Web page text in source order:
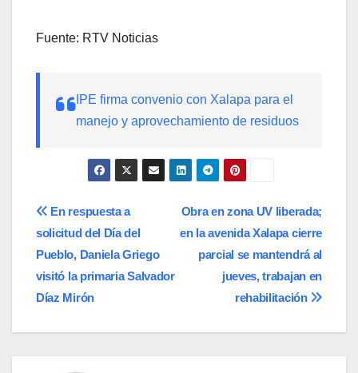
Fuente: RTV Noticias
IPE firma convenio con Xalapa para el
manejo y aprovechamiento de residuos
Navegación
de
entradas
Obra en zona UV liberada;
en la avenida Xalapa cierre
parcial se mantendrá al
jueves, trabajan en
rehabilitación
En respuesta a
solicitud del Día del
Pueblo, Daniela Griego
visitó la primaria Salvador
Díaz Mirón